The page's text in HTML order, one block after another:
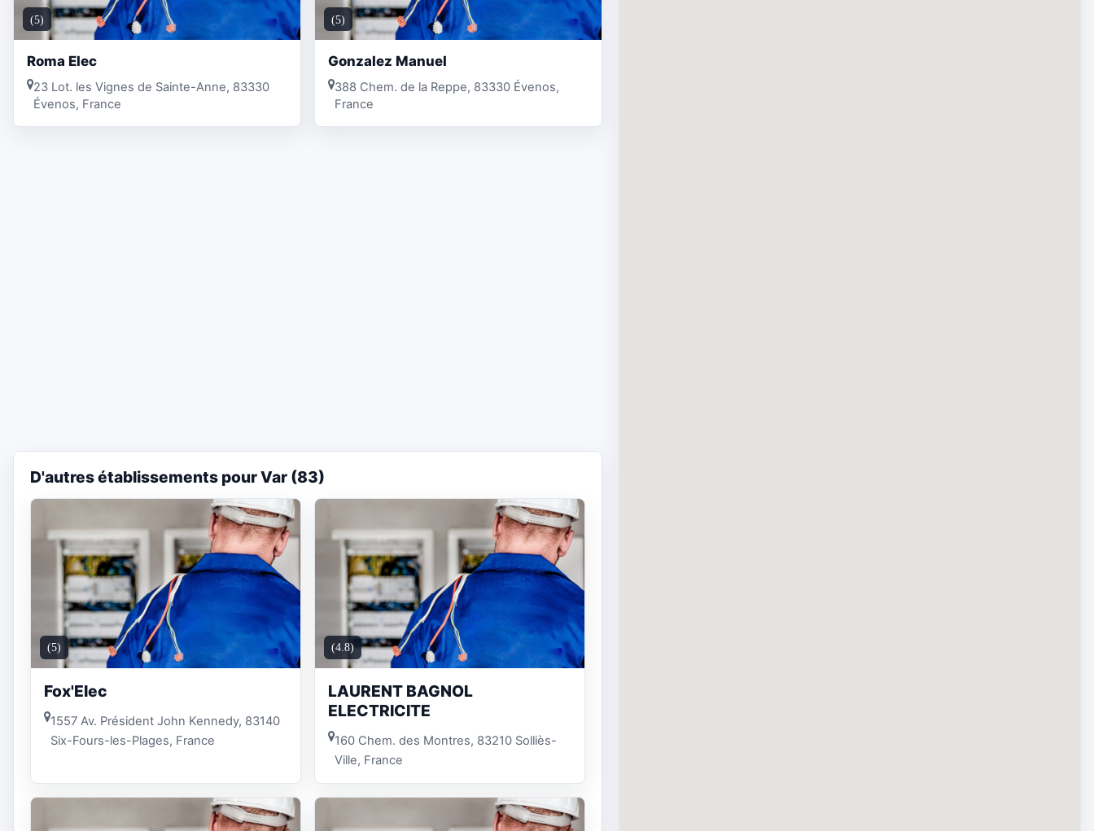
(5)
Roma Elec
23 Lot. les Vignes de Sainte-Anne, 83330
Évenos, France
(5)
Gonzalez Manuel
388 Chem. de la Reppe, 83330 Évenos,
France
D'autres établissements pour Var (83)
(5)
Fox'Elec
1557 Av. Président John Kennedy, 83140
Six-Fours-les-Plages, France
(4.8)
LAURENT BAGNOL
ELECTRICITE
160 Chem. des Montres, 83210 Solliès-
Ville, France